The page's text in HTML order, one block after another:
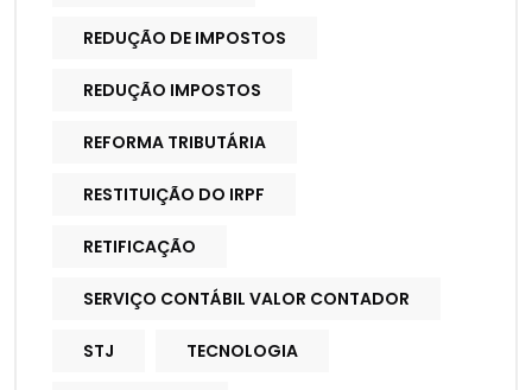
REDUÇÃO DE IMPOSTOS
REDUÇÃO IMPOSTOS
REFORMA TRIBUTÁRIA
RESTITUIÇÃO DO IRPF
RETIFICAÇÃO
SERVIÇO CONTÁBIL VALOR CONTADOR
STJ TECNOLOGIA